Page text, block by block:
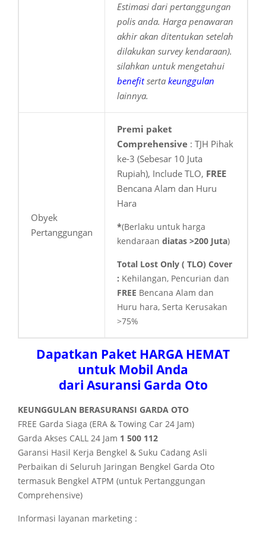
Estimasi dari pertanggungan
polis anda. Harga penawaran
akhir akan ditentukan setelah
dilakukan survey kendaraan).
silahkan untuk mengetahui
benefitserta keunggulan
lainnya.
Obyek
Pertanggungan
Premi paket
Comprehensive : TJH Pihak
ke-3 (Sebesar 10 Juta
Rupiah), Include TLO, FREE
Bencana Alam dan Huru
Hara
*(Berlaku untuk harga
kendaraan diatas >200 Juta)
Total Lost Only ( TLO) Cover
: Kehilangan, Pencurian dan
FREE Bencana Alam dan
Huru hara, Serta Kerusakan
>75%
Dapatkan Paket HARGA HEMAT
untuk Mobil Anda
dari Asuransi Garda Oto
KEUNGGULAN BERASURANSI GARDA OTO
FREE Garda Siaga (ERA & Towing Car 24 Jam)
Garda Akses CALL 24 Jam 1 500 112
Garansi Hasil Kerja Bengkel & Suku Cadang Asli
Perbaikan di Seluruh Jaringan Bengkel Garda Oto
termasuk Bengkel ATPM (untuk Pertanggungan
Comprehensive)
Informasi layanan marketing :